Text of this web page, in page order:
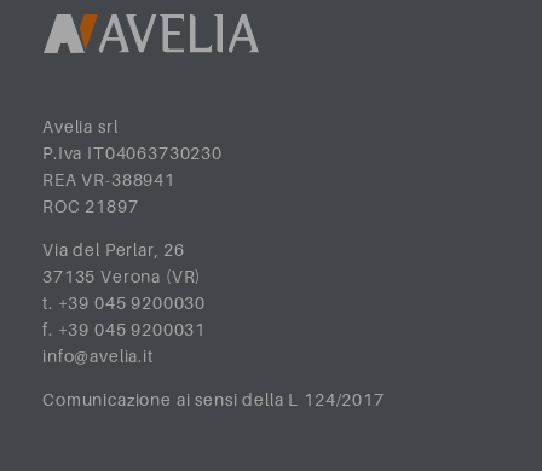
Avelia srl
P.Iva IT04063730230
REA VR-388941
ROC 21897
Via del Perlar, 26
37135 Verona (VR)
t. +39 045 9200030
f. +39 045 9200031
info@avelia.it
Comunicazione ai sensi della L 124/2017